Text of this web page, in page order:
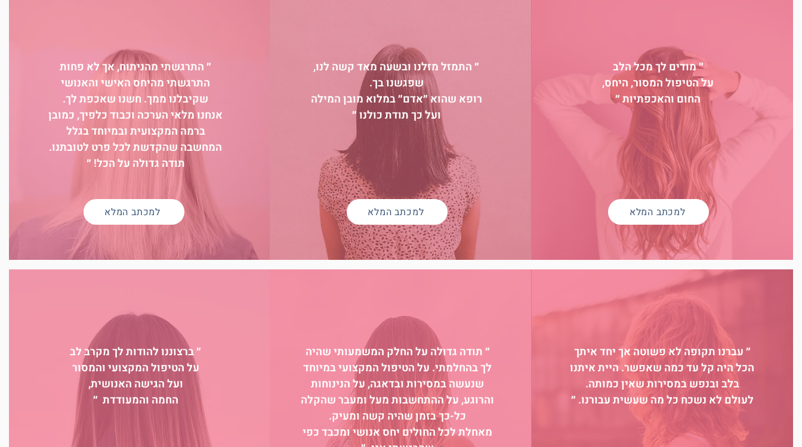
״ התרגשתי מהניתוח, אך לא פחות
התרגשתי מהיחס האישי והאנושי
שקיבלנו ממך. חשנו שאכפת לך.
אנחנו מלאי הערכה וכבוד כלפיך, כמובן
ברמה המקצועית ובמיוחד בגלל
המחשבה שהקדשת לכל פרט לטובתנו.
תודה גדולה על הכל! ״
למכתב המלא
״ התמזל מזלנו ובשעה מאד קשה לנו,
שפגשנו בך.
רופא שהוא ״אדם״ במלוא מובן המילה
ועל כך תודת כולנו ״
למכתב המלא
״ מודים לך מכל הלב
על הטיפול המסור, היחס,
החום והאכפתיות ״
למכתב המלא
״ ברצוננו להודות לך מקרב לב
על הטיפול המקצועי והמסור
ועל הגישה האנושית,
החמה והמעודדת ״
״ תודה גדולה על החלק המשמעותי שהיה
לך בהחלמתי. על הטיפול המקצועי במיוחד
שנעשה במסירות ובדאגה, על הנינוחות
והרוגע, על ההתחשבות מעל ומעבר שהקלה
כל-כך בזמן שהיה קשה ומעיק.
מאחלת לכל החולים יחס אנושי ומכבד כפי
״ עברנו תקופה לא פשוטה אך יחד איתך
הכל היה קל עד כמה שאפשר. היית איתנו
בלב ובנפש במסירות שאין כמותה.
לעולם לא נשכח כל מה שעשית עבורנו. ״